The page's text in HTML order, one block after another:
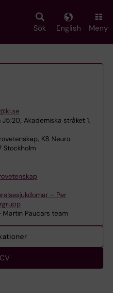
Sök English Meny
J5:20, Akademiska stråket 1,
K8 Neuro
Stockholm
– Per
Martin Paucars team
CV